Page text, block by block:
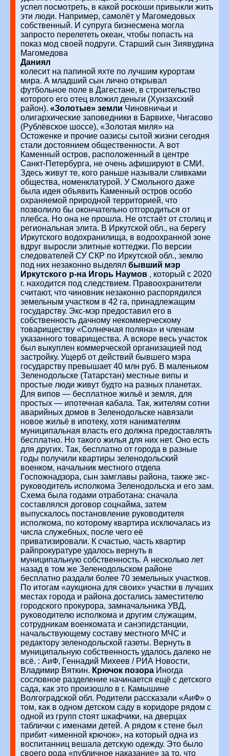
успел посмотреть, в какой роскоши привыкли жить
эти люди. Например, самолёт у Магомедовых
собственный. И супруга бизнесмена могла
запросто перелететь океан, чтобы попасть на
показ мод своей подруги. Старший сын Зиявудина
Магомедова
Даниял
колесит на папиной яхте по лучшим курортам
мира. А младший сын лично открывал
футбольное поле в Дагестане, в строительство
которого его отец вложил деньги (Хунзахский
район). «Золотые» земли Чиновничьи и
олигархические заповедники в Барвихе, Чигасово
(Рублёвское шоссе), «Золотая миля» на
Остоженке и прочие оазисы сытой жизни сегодня
стали достоянием общественности. А вот
Каменный остров, расположенный в центре
Санкт-Петербурга, не очень афишируют в СМИ.
Здесь живут те, кого раньше называли сливками
общества, номенклатурой. У Смольного даже
была идея объявить Каменный остров особо
охраняемой природной территорией, что
позволило бы окончательно отгородиться от
плебса. Но она не прошла. Не отстаёт от столиц и
региональная элита. В Иркутской обл., на берегу
Иркутского водохранилища, в водоохранной зоне
вдруг выросли элитные коттеджи. По версии
следователей СУ СКР по Иркутской обл., землю
под них незаконно выделял бывший мэр
Иркутского р-на Игорь Наумов , который с 2020
г. находится под следствием. Правоохранители
считают, что чиновник незаконно распорядился
земельным участком в 42 га, принадлежащим
государству. Экс-мэр предоставил его в
собственность дачному некоммерческому
товариществу «Солнечная поляна» и членам
указанного товарищества. А вскоре весь участок
был выкуплен коммерческой организацией под
застройку. Ущерб от действий бывшего мэра
государству превышает 40 млн руб. В маленьком
Зеленодольске (Татарстан) местные випы и
простые люди живут будто на разных планетах.
Для випов — бесплатное жильё и земля, для
простых — ипотечная кабала. Так, жителям сотни
аварийных домов в Зеленодольске навязали
новое жильё в ипотеку, хотя нанимателям
муниципальная власть его должна предоставлять
бесплатно. Но такого жилья для них нет. Оно есть
для других. Так, бесплатно от города в разные
годы получили квартиры зеленодольский
военком, начальник местного отдела
Госпожнадзора, сын замглавы района, также экс-
руководитель исполкома Зеленодольска и его зам.
Схема была годами отработана: сначала
составлялся договор соцнайма, затем
выпускалось постановление руководителя
исполкома, по которому квартира исключалась из
числа служебных, после чего её
приватизировали. К счастью, часть квартир
райпрокуратуре удалось вернуть в
муниципальную собственность. А несколько лет
назад в том же Зеленодольском районе
бесплатно раздали более 70 земельных участков.
По итогам «аукциона для своих» участки в лучших
местах города и района достались заместителю
городского прокурора, замначальника УВД,
руководителю исполкома и другим служащим,
сотрудникам военкомата и санэпидстанции,
начальствующему составу местного МЧС и
редактору зеленодольской газеты. Вернуть в
муниципальную собственность удалось далеко не
всё. : АиФ, Геннадий Михеев / РИА Новости,
Владимир Вяткин. Крючок позора Иногда
сословное разделение начинается ещё с детского
сада, как это произошло в г. Камышине
Волгоградской обл. Родители рассказали «АиФ» о
том, как в одном детском саду в коридоре рядом с
одной из групп стоят шкафчики, на дверцах
таблички с именами детей. А рядом к стене был
прибит «именной крючок», на который одна из
воспитанниц вешала детскую одежду. Это было
своего рода «публичное наказание» за то, что